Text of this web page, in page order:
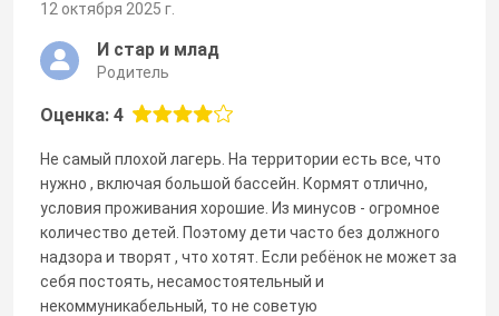
12 октября 2025 г.
И стар и млад
Родитель
Оценка: 4
Не самый плохой лагерь. На территории есть все, что
нужно , включая большой бассейн. Кормят отлично,
условия проживания хорошие. Из минусов - огромное
количество детей. Поэтому дети часто без должного
надзора и творят , что хотят. Если ребёнок не может за
себя постоять, несамостоятельный и
некоммуникабельный, то не советую